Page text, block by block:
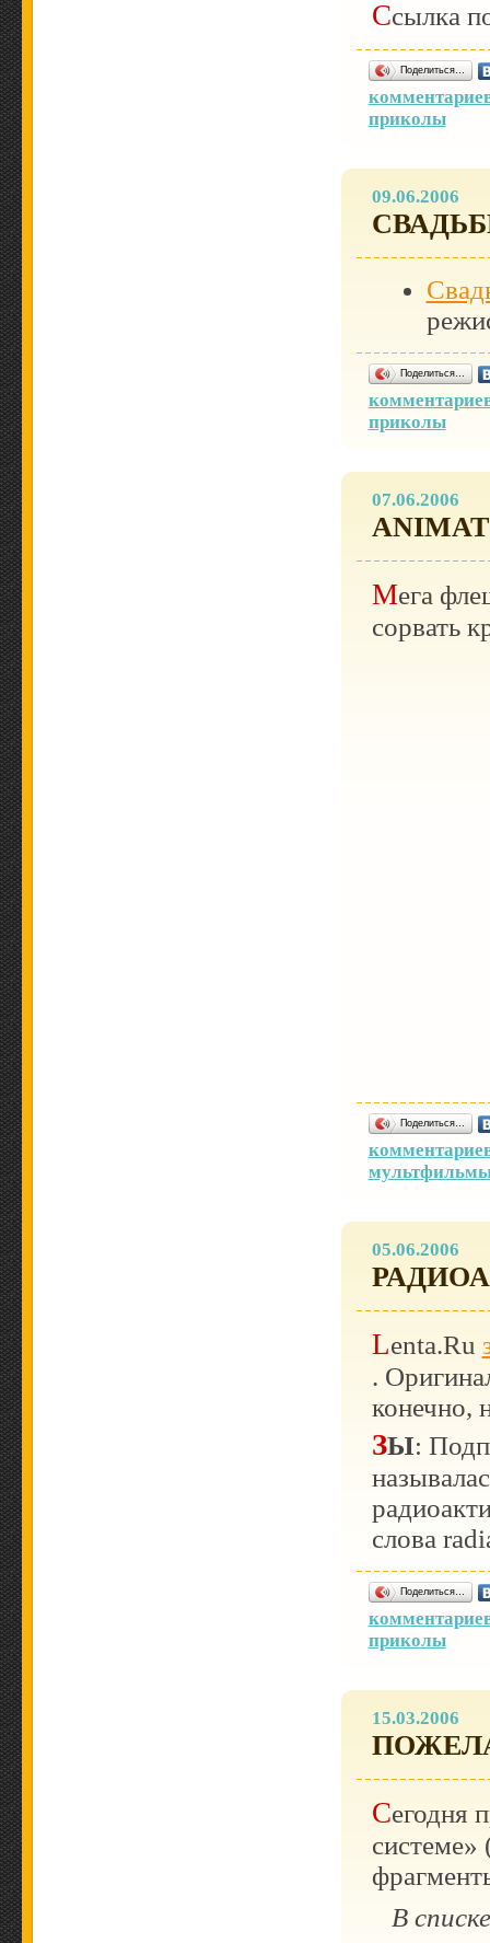
Ссылка
Поделиться…
приколы
09.06.2006
Поделиться…
приколы
07.06.2006
Мега флеш мультик, про то, как неплохо может
сорвать
Поделиться…
05.06.2006
Lenta.Ru
.
конечно,
ЗЫ:
слова
Поделиться…
приколы
15.03.2006
Сегодня прислали «Пожелания по информационной
системе»
В